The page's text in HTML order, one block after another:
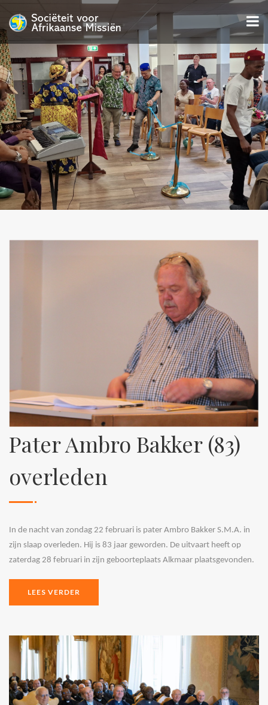
Pater Ambro Bakker (83)
overleden
In de nacht van zondag 22 februari is pater Ambro Bakker S.M.A. in
zijn slaap overleden. Hij is 83 jaar geworden. De uitvaart heeft op
zaterdag 28 februari in zijn geboorteplaats Alkmaar plaatsgevonden.
LEES VERDER